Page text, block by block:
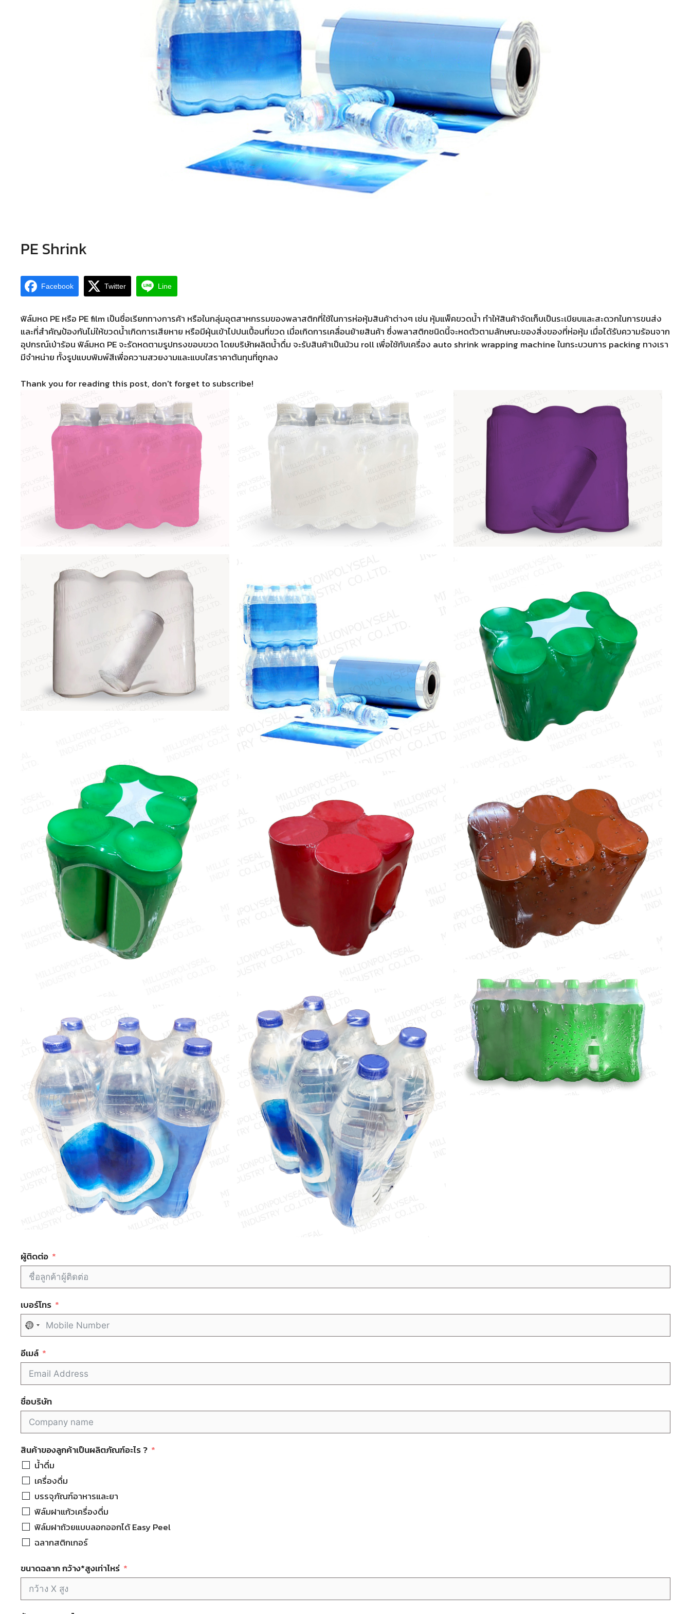
PE Shrink
Facebook Twitter Line
ฟิล์มหด PE หรือ PE film เป็นชื่อเรียกทางการค้า หรือในกลุ่มอุตสาหกรรมของพลาสติกที่ใช้ในการห่อหุ้มสินค้าต่างๆ เช่น หุ้มแพ็คขวดน้ำ ทำให้สินค้าจัดเก็บเป็นระเบียบและสะดวกในการขนส่ง
และที่สำคัญป้องกันไม่ให้ขวดน้ำเกิดการเสียหาย หรือมีฝุ่นเข้าไปปนเปื้อนที่ขวด เมื่อเกิดการเคลื่อนย้ายสินค้า ซึ่งพลาสติกชนิดนี้จะหดตัวตามลักษณะของสิ่งของที่ห่อหุ้ม เมื่อได้รับความร้อนจาก
อุปกรณ์เป่าร้อน ฟิล์มหด PE จะรัดหดตามรูปทรงขอบขวด โดยบริษัทผลิตน้ำดื่ม จะรับสินค้าเป็นม้วน roll เพื่อใช้กับเครื่อง auto shrink wrapping machine ในกระบวนการ packing ทางเรา
มีจำหน่าย ทั้งรูปแบบพิมพ์สีเพื่อความสวยงามและแบบใสราคาต้นทุนที่ถูกลง
Thank you for reading this post, don't forget to subscribe!
ผู้ติดต่อ
เบอร์โทร
N
o
c
o
u
t
r
y
e
l
e
c
t
e
d
อีเมล์
ชื่อบริษัท
สินค้าของลูกค้าเป็นผลิตภัณฑ์อะไร ?
น้ำดื่ม
เครื่องดื่ม
บรรจุภัณฑ์​อาหารและยา
ฟิล์มฝาแก้วเครื่องดื่ม
ฟิล์มฝาถ้วยแบบลอกออกได้​ Easy Peel
ฉลาก​สติกเกอร์
ขนาดฉลาก กว้าง*สูงเท่าไหร่